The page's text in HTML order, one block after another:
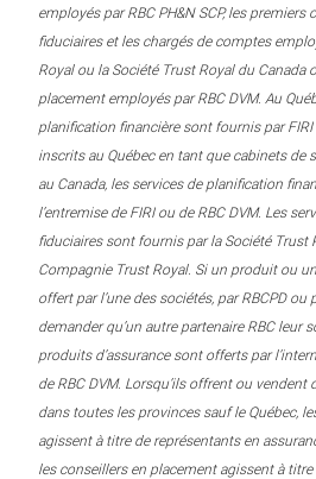
employés par RBC PH&N SCP, les premiers
fiduciaires et les chargés de comptes
Royal ou la Société Trust Royal du Canada
placement employés par RBC DVM. Au
planification financière sont fournis par FIRI
inscrits au Québec en tant que cabinets de
au Canada, les services de planification
l’entremise de FIRI ou de RBC DVM. Les
fiduciaires sont fournis par la Société Trust
Compagnie Trust Royal. Si un produit ou
offert par l’une des sociétés, par RBCPD ou
demander qu’un autre partenaire RBC leur
produits d’assurance sont offerts par
de RBC DVM. Lorsqu’ils offrent ou vendent
dans toutes les provinces sauf le Québec,
agissent à titre de représentants en
les conseillers en placement agissent à